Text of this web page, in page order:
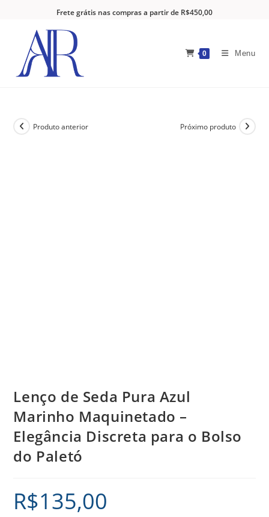
Frete grátis nas compras a partir de R$450,00
0 Menu
Produto anterior Próximo produto
Lenço de Seda Pura Azul
Marinho Maquinetado –
Elegância Discreta para o Bolso
do Paletó
R$135,00